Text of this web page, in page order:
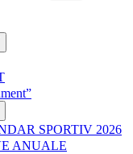
SPORTIV 2026
ANUALE